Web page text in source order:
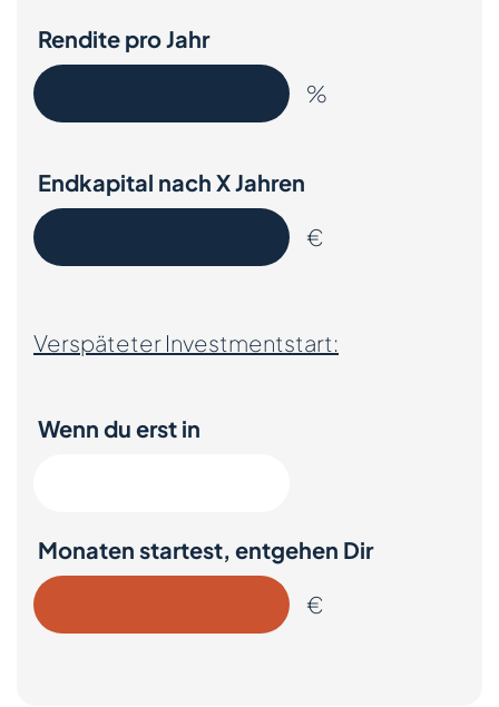
Rendite pro Jahr
%
Endkapital nach XJahren
€
Verspäteter Investmentstart:
Wenn du erst in
Monaten startest, entgehen Dir
€